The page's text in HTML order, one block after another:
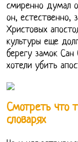
смиренно думал
он, естественно,
Христовых
культуры еще
берегу замок
хотели убить
Смотреть что
словарях